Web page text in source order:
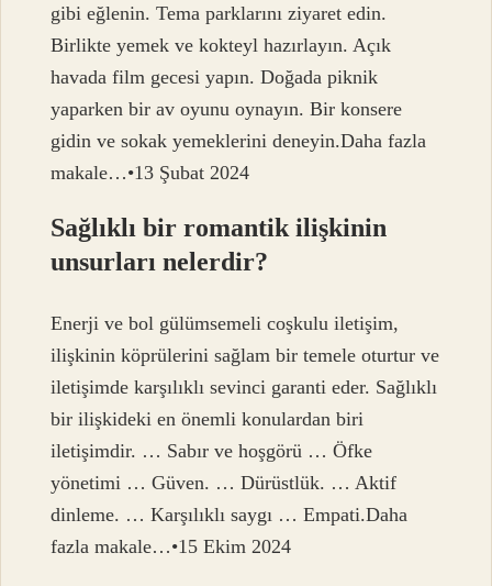
gibi eğlenin. Tema parklarını ziyaret edin.
Birlikte yemek ve kokteyl hazırlayın. Açık
havada film gecesi yapın. Doğada piknik
yaparken bir av oyunu oynayın. Bir konsere
gidin ve sokak yemeklerini deneyin.Daha fazla
makale…•13 Şubat 2024
Sağlıklı bir romantik ilişkinin
unsurları nelerdir?
Enerji ve bol gülümsemeli coşkulu iletişim,
ilişkinin köprülerini sağlam bir temele oturtur ve
iletişimde karşılıklı sevinci garanti eder. Sağlıklı
bir ilişkideki en önemli konulardan biri
iletişimdir. … Sabır ve hoşgörü … Öfke
yönetimi … Güven. … Dürüstlük. … Aktif
dinleme. … Karşılıklı saygı … Empati.Daha
fazla makale…•15 Ekim 2024